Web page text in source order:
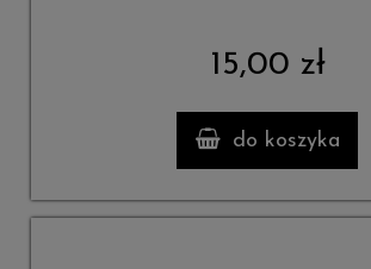
15,00 zł
do koszyka